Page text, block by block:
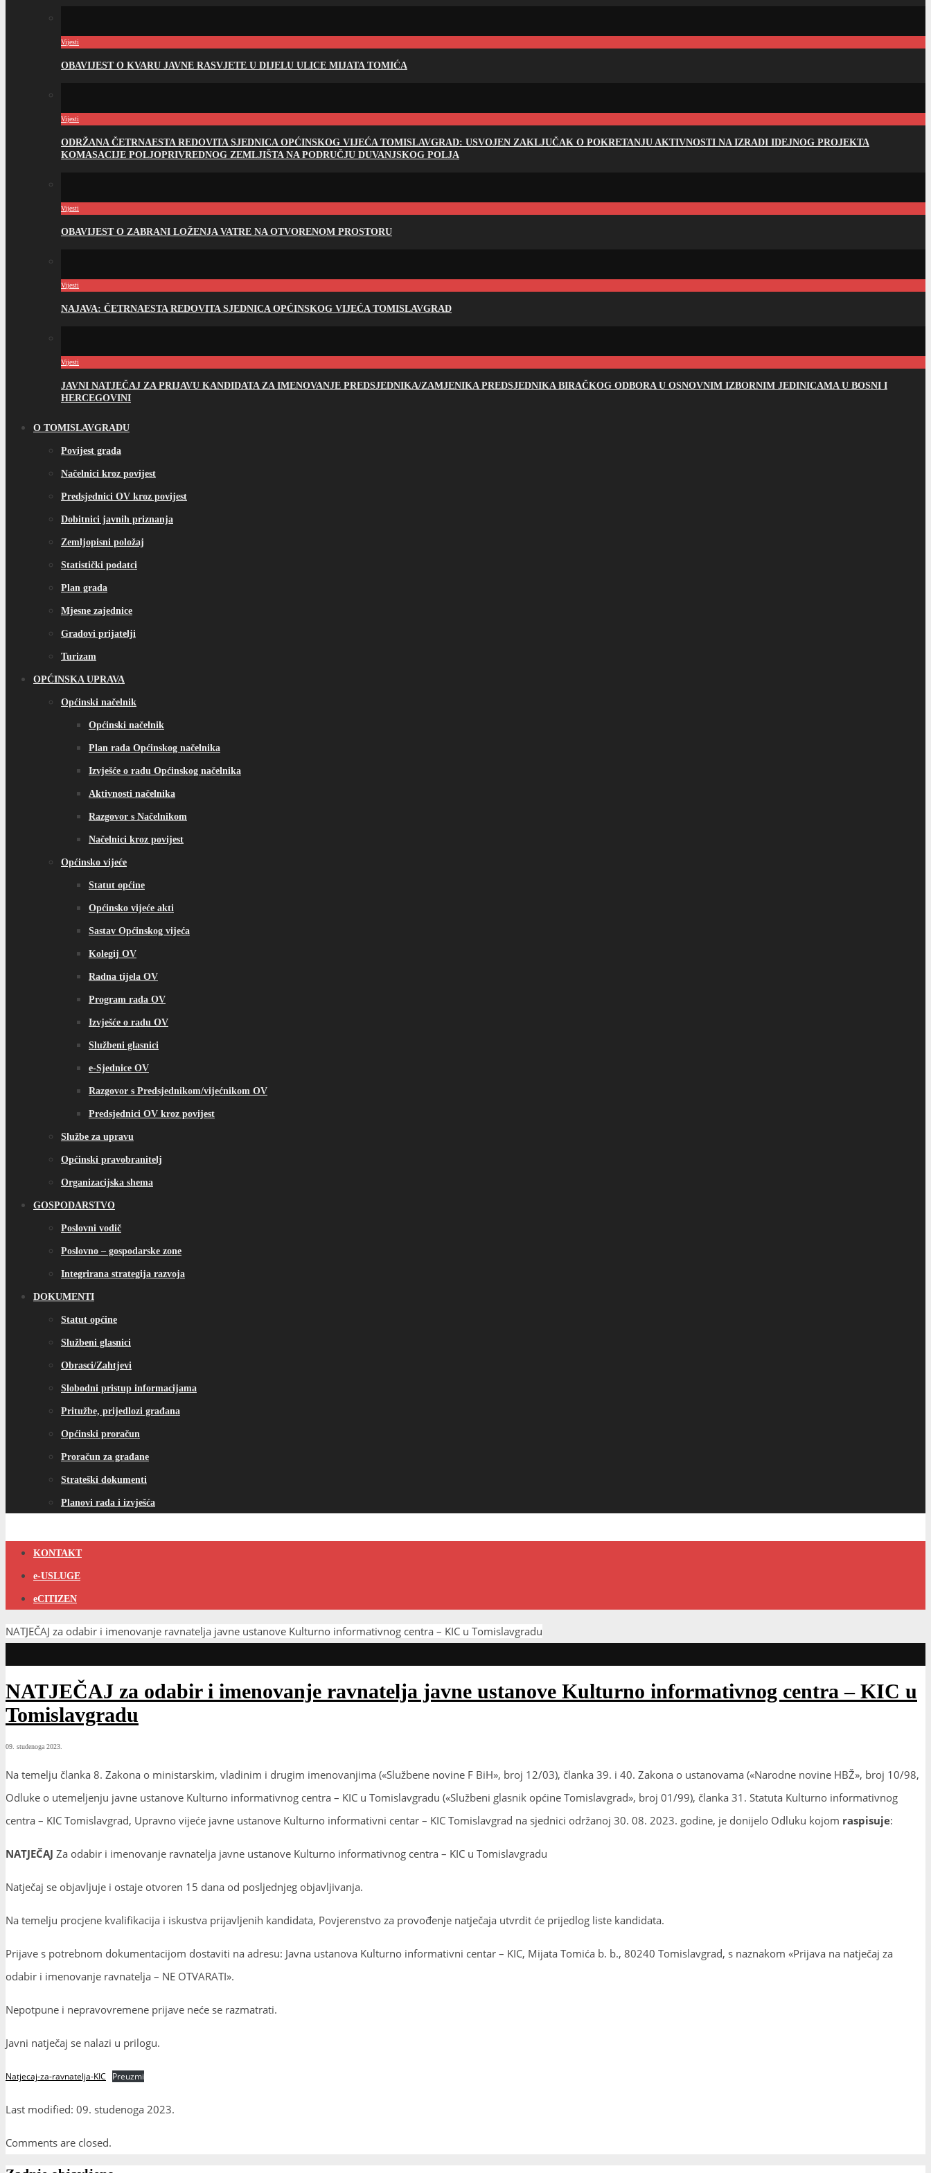
Vijesti
OBAVIJEST O KVARU JAVNE RASVJETE U DIJELU ULICE MIJATA TOMIĆA
Vijesti
ODRŽANA ČETRNAESTA REDOVITA SJEDNICA OPĆINSKOG VIJEĆA TOMISLAVGRAD: USVOJEN ZAKLJUČAK O POKRETANJU AKTIVNOSTI NA IZRADI IDEJNOG PROJEKTA
KOMASACIJE POLJOPRIVREDNOG ZEMLJIŠTA NA PODRUČJU DUVANJSKOG POLJA
Vijesti
OBAVIJEST O ZABRANI LOŽENJA VATRE NA OTVORENOM PROSTORU
Vijesti
NAJAVA: ČETRNAESTA REDOVITA SJEDNICA OPĆINSKOG VIJEĆA TOMISLAVGRAD
Vijesti
JAVNI NATJEČAJ ZA PRIJAVU KANDIDATA ZA IMENOVANJE PREDSJEDNIKA/ZAMJENIKA PREDSJEDNIKA BIRAČKOG ODBORA U OSNOVNIM IZBORNIM JEDINICAMA U BOSNI I
HERCEGOVINI
O TOMISLAVGRADU
Povijest grada
Načelnici kroz povijest
Predsjednici OV kroz povijest
Dobitnici javnih priznanja
Zemljopisni položaj
Statistički podatci
Plan grada
Mjesne zajednice
Gradovi prijatelji
Turizam
OPĆINSKA UPRAVA
Općinski načelnik
Općinski načelnik
Plan rada Općinskog načelnika
Izvješće o radu Općinskog načelnika
Aktivnosti načelnika
Razgovor s Načelnikom
Načelnici kroz povijest
Općinsko vijeće
Statut općine
Općinsko vijeće akti
Sastav Općinskog vijeća
Kolegij OV
Radna tijela OV
Program rada OV
Izvješće o radu OV
Službeni glasnici
e-Sjednice OV
Razgovor s Predsjednikom/vijećnikom OV
Predsjednici OV kroz povijest
Službe za upravu
Općinski pravobranitelj
Organizacijska shema
GOSPODARSTVO
Poslovni vodič
Poslovno – gospodarske zone
Integrirana strategija razvoja
DOKUMENTI
Statut općine
Službeni glasnici
Obrasci/Zahtjevi
Slobodni pristup informacijama
Pritužbe, prijedlozi građana
Općinski proračun
Proračun za građane
Strateški dokumenti
Planovi rada i izvješća
KONTAKT
e-USLUGE
eCITIZEN
NATJEČAJ za odabir i imenovanje ravnatelja javne ustanove Kulturno informativnog centra – KIC u Tomislavgradu
NATJEČAJ za odabir i imenovanje ravnatelja javne ustanove Kulturno informativnog centra – KIC u
Tomislavgradu
09. studenoga 2023.
Na temelju članka 8. Zakona o ministarskim, vladinim i drugim imenovanjima («Službene novine F BiH», broj 12/03), članka 39. i 40. Zakona o ustanovama («Narodne novine HBŽ», broj 10/98,
Odluke o utemeljenju javne ustanove Kulturno informativnog centra – KIC u Tomislavgradu («Službeni glasnik općine Tomislavgrad», broj 01/99), članka 31. Statuta Kulturno informativnog
centra – KIC Tomislavgrad, Upravno vijeće javne ustanove Kulturno informativni centar – KIC Tomislavgrad na sjednici održanoj 30. 08. 2023. godine, je donijelo Odluku kojom raspisuje:
NATJEČAJ Za odabir i imenovanje ravnatelja javne ustanove Kulturno informativnog centra – KIC u Tomislavgradu
Natječaj se objavljuje i ostaje otvoren 15 dana od posljednjeg objavljivanja.
Na temelju procjene kvalifikacija i iskustva prijavljenih kandidata, Povjerenstvo za provođenje natječaja utvrdit će prijedlog liste kandidata.
Prijave s potrebnom dokumentacijom dostaviti na adresu: Javna ustanova Kulturno informativni centar – KIC, Mijata Tomića b. b., 80240 Tomislavgrad, s naznakom «Prijava na natječaj za
odabir i imenovanje ravnatelja – NE OTVARATI».
Nepotpune i nepravovremene prijave neće se razmatrati.
Javni natječaj se nalazi u prilogu.
Natjecaj-za-ravnatelja-KIC Preuzmi
Last modified: 09. studenoga 2023.
Comments are closed.